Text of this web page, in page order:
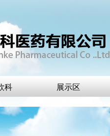
科 展示区